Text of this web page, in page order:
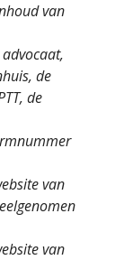
van
de
de
van
van